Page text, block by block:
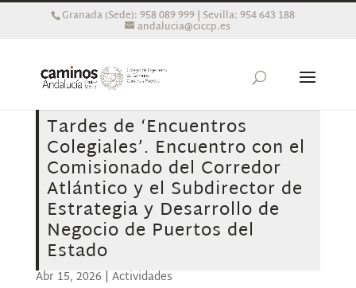
Granada (Sede): 958 089 999 | Sevilla: 954 643 188
andalucia@ciccp.es
Tardes de ‘Encuentros
Colegiales’. Encuentro con el
Comisionado del Corredor
Atlántico y el Subdirector de
Estrategia y Desarrollo de
Negocio de Puertos del
Estado
Abr 15, 2026 | Actividades